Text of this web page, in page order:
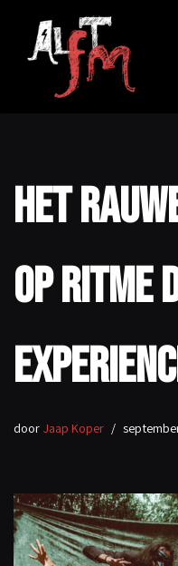
Het
op ritme
door Jaap Koper